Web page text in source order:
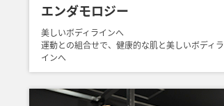
エンダモロジー
美しいボディラインへ
運動との組合せで、健康的な肌と美しいボディラ
インへ